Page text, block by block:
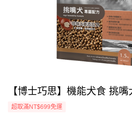
【博士巧思】機能犬食 挑
超取滿NT$699免運